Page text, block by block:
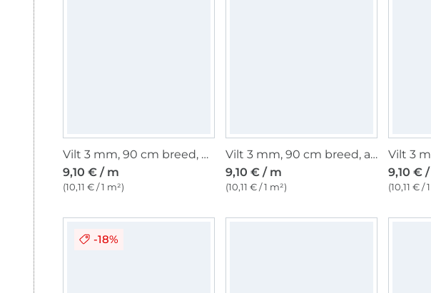
Vilt 3 mm, 90 cm breed, grijs gemêleerd
9,10 € / m
(10,11 € / 1 m²)
Vilt 3 mm, 90 cm breed, antracietgrijs
9,10 € / m
(10,11 € / 1 m²)
9,10 €
(10,11 € /
-18%